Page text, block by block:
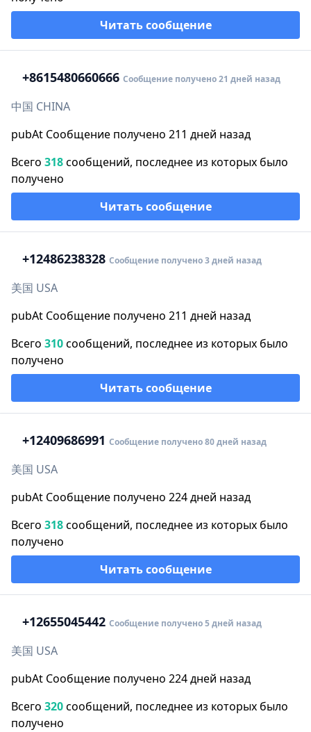
Читать сообщение
+8615480660666 Сообщение получено 21 дней назад
中国 CHINA
pubAt Сообщение получено 211 дней назад
Всего 318сообщений, последнее из которых было
получено
Читать сообщение
+12486238328 Сообщение получено 3 дней назад
美国 USA
pubAt Сообщение получено 211 дней назад
Всего 310сообщений, последнее из которых было
получено
Читать сообщение
+12409686991 Сообщение получено 80 дней назад
美国 USA
pubAt Сообщение получено 224 дней назад
Всего 318сообщений, последнее из которых было
получено
Читать сообщение
+12655045442 Сообщение получено 5 дней назад
美国 USA
pubAt Сообщение получено 224 дней назад
Всего 320сообщений, последнее из которых было
получено